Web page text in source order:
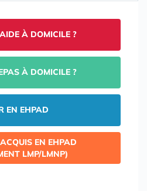
À DOMICILE ?
À DOMICILE ?
EN EHPAD
EN EHPAD
LMP/LMNP)